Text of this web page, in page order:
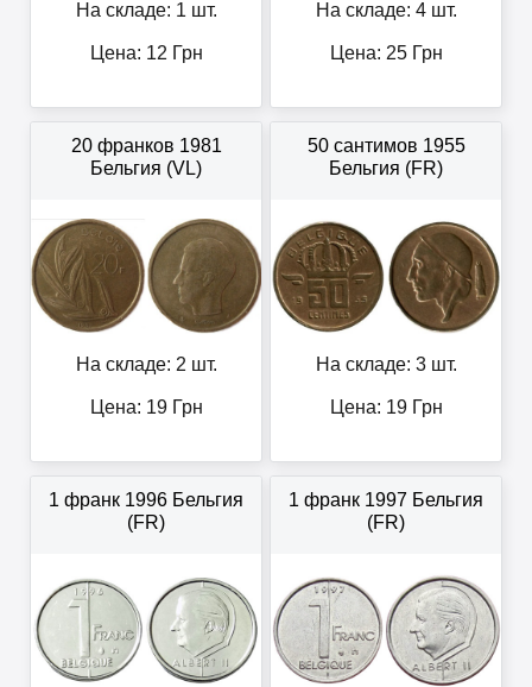
На складе: 1 шт.
Цена: 12 Грн
На складе: 4 шт.
Цена: 25Грн
20 франков 1981
Бельгия (VL)
На складе: 2 шт.
Цена: 19Грн
50 сантимов 1955
Бельгия (FR)
На складе: 3 шт.
Цена: 19Грн
1 франк 1996 Бельгия
(FR)
1 франк 1997 Бельгия
(FR)